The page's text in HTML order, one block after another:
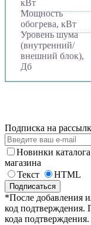
кВт
Мощность
обогрева, кВт
Уровень шума
(внутренний/
внешний блок),
Дб
Подписка на
Новинки каталога
магазина
Текст
HTML
*После добавления
код подтверждения.
кода подтверждения.